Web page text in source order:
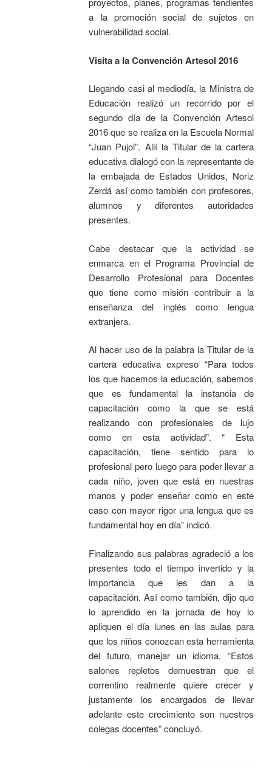
a la promoción social de sujetos en
vulnerabilidad social.
Visita a la Convención Artesol 2016
Llegando casi al mediodía, la Ministra de
Educación realizó un recorrido por el
segundo día de la Convención Artesol
2016 que se realiza en la Escuela Normal
“Juan Pujol”. Allí la Titular de la cartera
educativa dialogó con la representante de
la embajada de Estados Unidos, Noriz
Zerdá así como también con profesores,
alumnos y diferentes autoridades
presentes.
Cabe destacar que la actividad se
enmarca en el Programa Provincial de
Desarrollo Profesional para Docentes
que tiene como misión contribuir a la
enseñanza del inglés como lengua
extranjera.
Al hacer uso de la palabra la Titular de la
cartera educativa expreso “Para todos
los que hacemos la educación, sabemos
que es fundamental la instancia de
capacitación como la que se está
realizando con profesionales de lujo
como en esta actividad”. “ Esta
capacitación, tiene sentido para lo
profesional pero luego para poder llevar a
cada niño, joven que está en nuestras
manos y poder enseñar como en este
caso con mayor rigor una lengua que es
fundamental hoy en día” indicó.
Finalizando sus palabras agradeció a los
presentes todo el tiempo invertido y la
importancia que les dan a la
capacitación. Así como también, dijo que
lo aprendido en la jornada de hoy lo
apliquen el día lunes en las aulas para
que los niños conozcan esta herramienta
del futuro, manejar un idioma. “Estos
salones repletos demuestran que el
correntino realmente quiere crecer y
justamente los encargados de llevar
adelante este crecimiento son nuestros
colegas docentes” concluyó.